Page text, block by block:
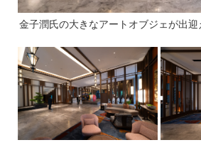
金子潤氏の大きなアートオブジェが出迎